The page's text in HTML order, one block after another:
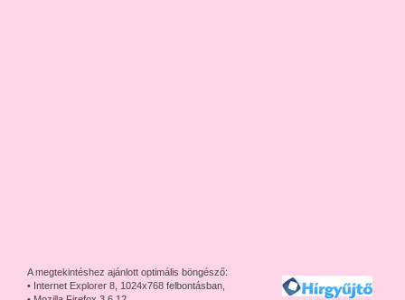
A megtekintéshez ajánlott optimális böngésző:
• Internet Explorer 8, 1024x768 felbontásban,